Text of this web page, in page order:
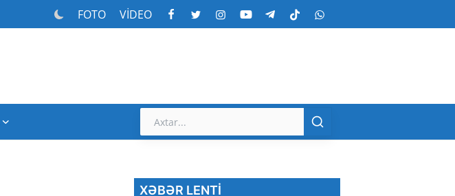
FOTO VİDEO
XƏBƏR LENTI